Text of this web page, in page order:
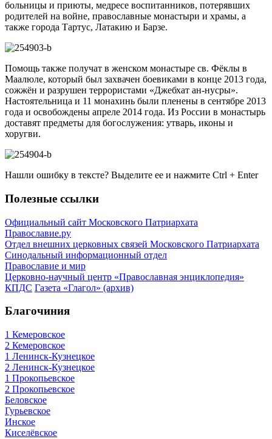
больницы и приюты, медресе воспитанников, потерявших
родителей на войне, православные монастыри и храмы, а
также города Тартус, Латакию и Барзе.
Помощь также получат в женском монастыре св. Фёклы в
Маалюле, который был захвачен боевиками в конце 2013 года,
сожжён и разрушен террористами «Джебхат ан-нусры».
Настоятельница и 11 монахинь были пленены в сентябре 2013
года и освобождены апреле 2014 года. Из России в монастырь
доставят предметы для богослужения: утварь, иконы и
хоругви.
Нашли ошибку в тексте? Выделите ее и нажмите Ctrl + Enter
Полезные ссылки
Официальный сайт Московского Патриархата
Православие.ру
Отдел внешних церковных связей Московского Патриархата
Синодальный информационный отдел
Православие и мир
Церковно-научный центр «Православная энциклопедия»
КПДС Газета «Глагол» (архив)
Благочиния
1 Кемеровское
2 Кемеровское
1 Ленинск-Кузнецкое
2 Ленинск-Кузнецкое
1 Прокопьевское
2 Прокопьевское
Беловское
Гурьевское
Инское
Киселёвское